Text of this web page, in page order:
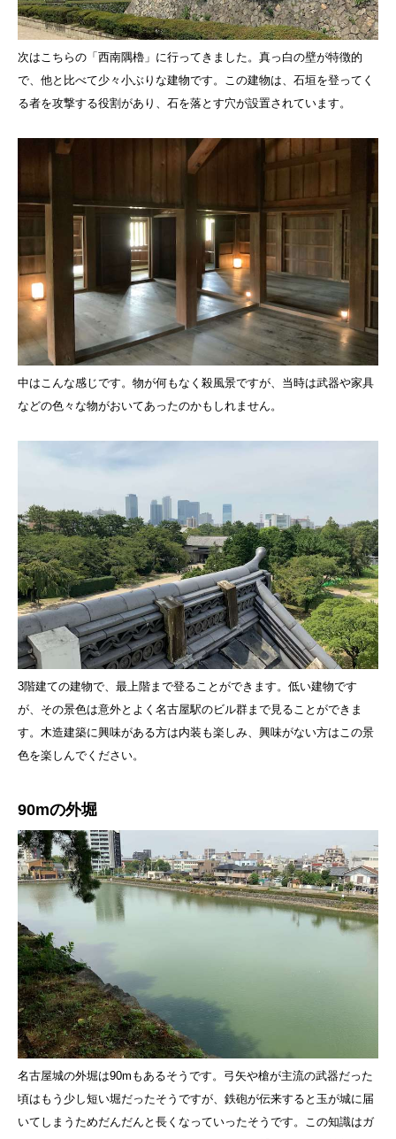
次はこちらの「西南隅櫓」に行ってきました。真っ白の壁が特徴的
で、他と比べて少々小ぶりな建物です。この建物は、石垣を登ってく
る者を攻撃する役割があり、石を落とす穴が設置されています。
中はこんな感じです。物が何もなく殺風景ですが、当時は武器や家具
などの色々な物がおいてあったのかもしれません。
3階建ての建物で、最上階まで登ることができます。低い建物です
が、その景色は意外とよく名古屋駅のビル群まで見ることができま
す。木造建築に興味がある方は内装も楽しみ、興味がない方はこの景
色を楽しんでください。
90mの外堀
名古屋城の外堀は90mもあるそうです。弓矢や槍が主流の武器だった
頃はもう少し短い堀だったそうですが、鉄砲が伝来すると玉が城に届
いてしまうためだんだんと長くなっていったそうです。この知識はガ